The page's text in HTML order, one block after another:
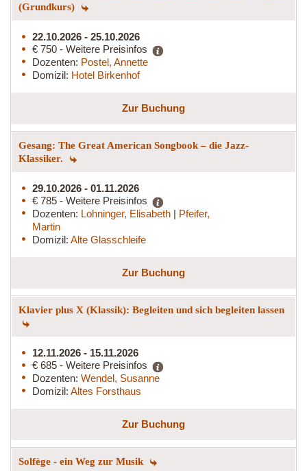
(Grundkurs)
22.10.2026 - 25.10.2026
€ 750 - Weitere Preisinfos
Dozenten: Postel, Annette
Domizil: Hotel Birkenhof
Zur Buchung
Gesang: The Great American Songbook – die Jazz-
Klassiker.
29.10.2026 - 01.11.2026
€ 785 - Weitere Preisinfos
Dozenten: Lohninger, Elisabeth | Pfeifer,
Martin
Domizil: Alte Glasschleife
Zur Buchung
Klavier plus X (Klassik): Begleiten und sich begleiten lassen
12.11.2026 - 15.11.2026
€ 685 - Weitere Preisinfos
Dozenten: Wendel, Susanne
Domizil: Altes Forsthaus
Zur Buchung
Solfège - ein Weg zur Musik